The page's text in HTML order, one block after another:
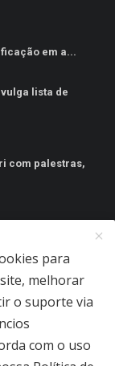
em a...
lista de
com palestras,
reservados.
para
melhorar
o suporte via
com o uso